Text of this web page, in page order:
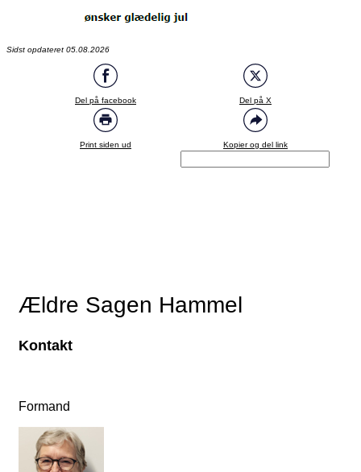
Sidst opdateret 05.08.2026
Del på facebook Del på X
Print siden ud Kopier og del link
Ældre Sagen Hammel
Kontakt
Formand